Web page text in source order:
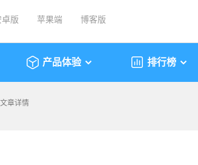
卓版 苹果端 博客版
产品体验 排行榜
章详情